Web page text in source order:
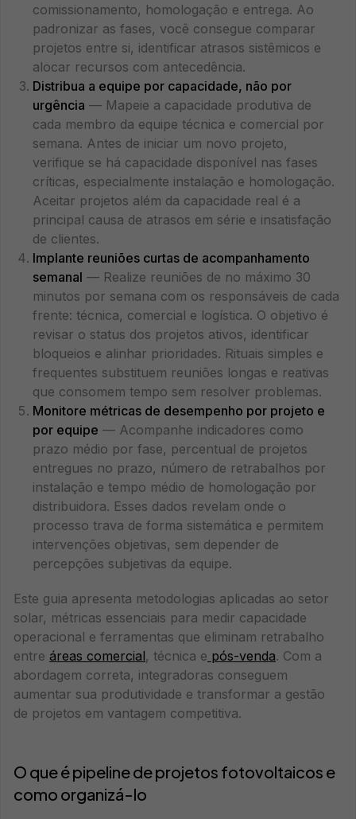
comissionamento, homologação e entrega. Ao
padronizar as fases, você consegue comparar
projetos entre si, identificar atrasos sistêmicos e
alocar recursos com antecedência.
Distribua a equipe por capacidade, não por
urgência — Mapeie a capacidade produtiva de
cada membro da equipe técnica e comercial por
semana. Antes de iniciar um novo projeto,
verifique se há capacidade disponível nas fases
críticas, especialmente instalação e homologação.
Aceitar projetos além da capacidade real é a
principal causa de atrasos em série e insatisfação
de clientes.
Implante reuniões curtas de acompanhamento
semanal — Realize reuniões de no máximo 30
minutos por semana com os responsáveis de cada
frente: técnica, comercial e logística. O objetivo é
revisar o status dos projetos ativos, identificar
bloqueios e alinhar prioridades. Rituais simples e
frequentes substituem reuniões longas e reativas
que consomem tempo sem resolver problemas.
Monitore métricas de desempenho por projeto e
por equipe — Acompanhe indicadores como
prazo médio por fase, percentual de projetos
entregues no prazo, número de retrabalhos por
instalação e tempo médio de homologação por
distribuidora. Esses dados revelam onde o
processo trava de forma sistemática e permitem
intervenções objetivas, sem depender de
percepções subjetivas da equipe.
Este guia apresenta metodologias aplicadas ao setor
solar, métricas essenciais para medir capacidade
operacional e ferramentas que eliminam retrabalho
entre áreas comercial, técnica e pós-venda. Com a
abordagem correta, integradoras conseguem
aumentar sua produtividade e transformar a gestão
de projetos em vantagem competitiva.
O que é pipeline de projetos fotovoltaicos e
como organizá-lo